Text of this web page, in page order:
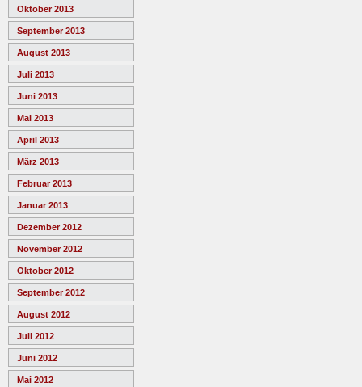
Oktober 2013
September 2013
August 2013
Juli 2013
Juni 2013
Mai 2013
April 2013
März 2013
Februar 2013
Januar 2013
Dezember 2012
November 2012
Oktober 2012
September 2012
August 2012
Juli 2012
Juni 2012
Mai 2012